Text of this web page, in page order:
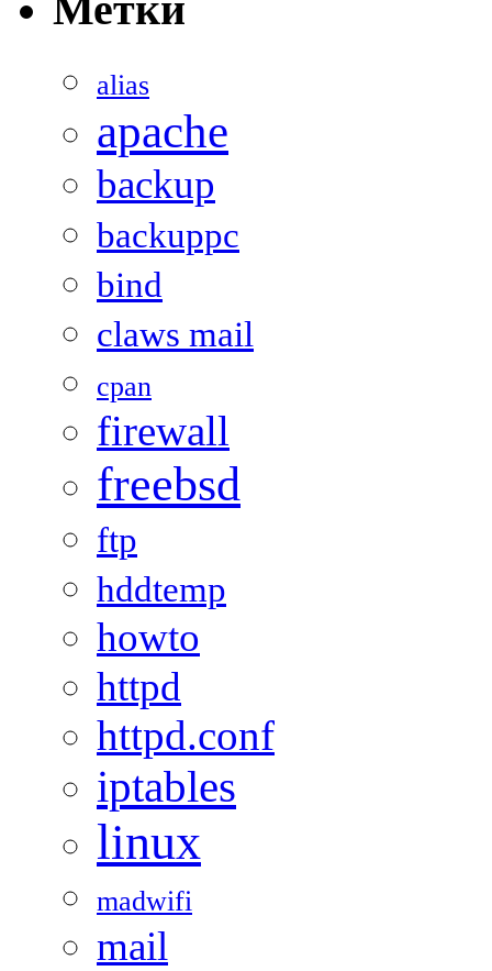
alias
apache
backup
backuppc
bind
claws mail
cpan
firewall
freebsd
ftp
hddtemp
howto
httpd
httpd.conf
iptables
linux
madwifi
mail